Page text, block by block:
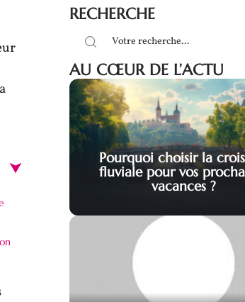
RECHERCHE
AU CŒUR DE L’ACTU
Pourquoi choisir la
fluviale pour vos
vacances ?